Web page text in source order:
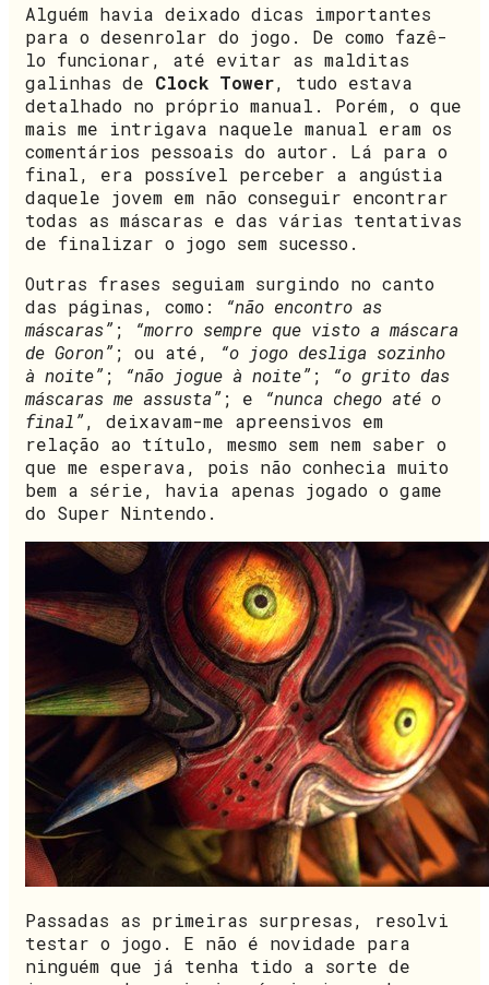
Alguém havia deixado dicas importantes
para o desenrolar do jogo. De como fazê-
lo funcionar, até evitar as malditas
galinhas de Clock Tower, tudo estava
detalhado no próprio manual. Porém, o que
mais me intrigava naquele manual eram os
comentários pessoais do autor. Lá para o
final, era possível perceber a angústia
daquele jovem em não conseguir encontrar
todas as máscaras e das várias tentativas
de finalizar o jogo sem sucesso.
Outras frases seguiam surgindo no canto
das páginas, como:
“não encontro as
máscaras” ;
“morro sempre que visto a máscara
de Goron” ; ou até,
“o jogo desliga sozinho
à noite” ; “não jogue à noite” ;
“o grito das
máscaras me assusta” ; e
“nunca chego até o
final”, deixavam-me apreensivos em
relação ao título, mesmo sem nem saber o
que me esperava, pois não conhecia muito
bem a série, havia apenas jogado o game
do Super Nintendo.
Passadas as primeiras surpresas, resolvi
testar o jogo. E não é novidade para
ninguém que já tenha tido a sorte de